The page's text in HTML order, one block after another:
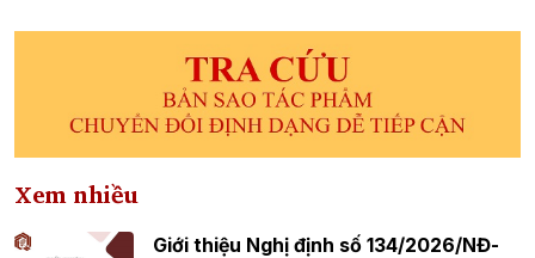
Xem nhiều
Giới thiệu Nghị định số 134/2026/NĐ-